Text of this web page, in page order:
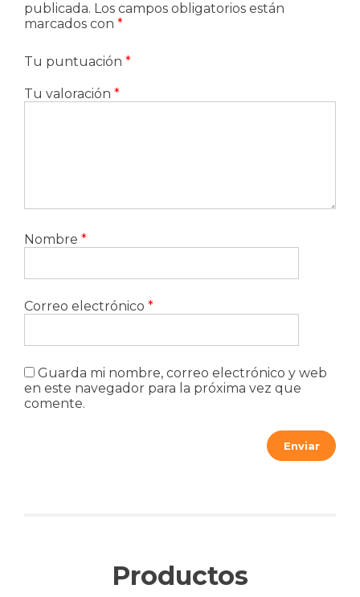
publicada. Los campos obligatorios están
marcados con *
Tu puntuación *
Tu valoración *
Nombre *
Correo electrónico *
Guarda mi nombre, correo electrónico y web
en este navegador para la próxima vez que
comente.
Productos